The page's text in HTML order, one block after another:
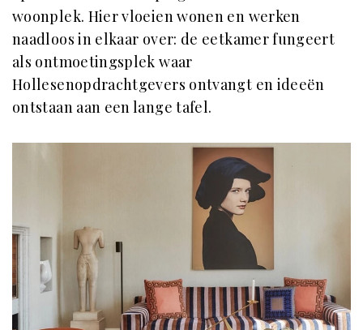
woonplek. Hier vloeien wonen en werken
naadloos in elkaar over: de eetkamer fungeert
als ontmoetingsplek waar
Hollesenopdrachtgevers ontvangt en ideeën
ontstaan aan een lange tafel.